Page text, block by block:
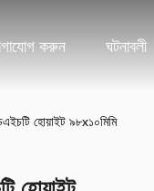
করুন ঘটনাবলী
হোয়াইট ৯৮x১০মিমি